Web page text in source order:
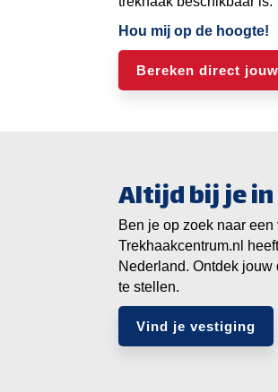
Hou mij op de hoogte!
Bereken direct
Altijd bij je
Ben je op zoek naar
Trekhaakcentrum.nl
Nederland. Ontdek
te stellen.
Vind je vestiging